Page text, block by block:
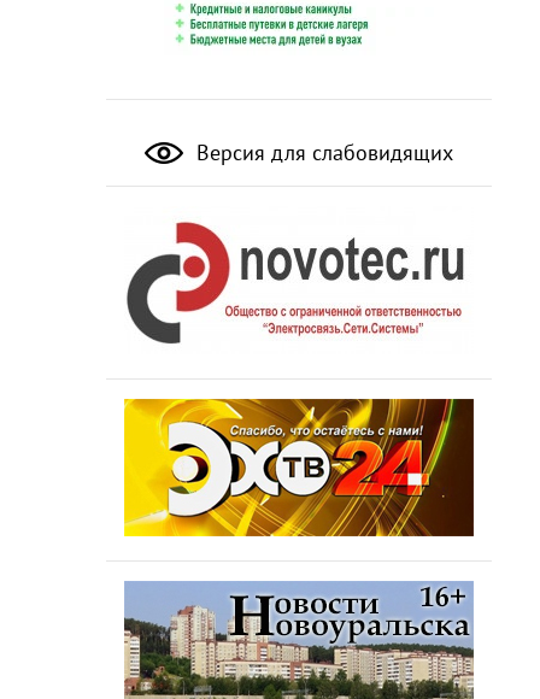
Версия для слабовидящих